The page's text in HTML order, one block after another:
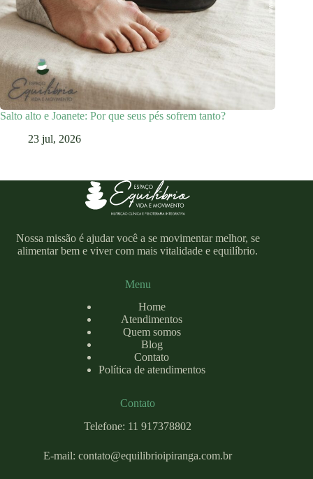
Salto alto e Joanete: Por que seus pés sofrem tanto?
23 jul, 2026
Nossa missão é ajudar você a se movimentar melhor, se
alimentar bem e viver com mais vitalidade e equilíbrio.
Menu
Home
Atendimentos
Quem somos
Blog
Contato
Política de atendimentos
Contato
Telefone: 11 917378802
E-mail:contato@equilibrioipiranga.com.br